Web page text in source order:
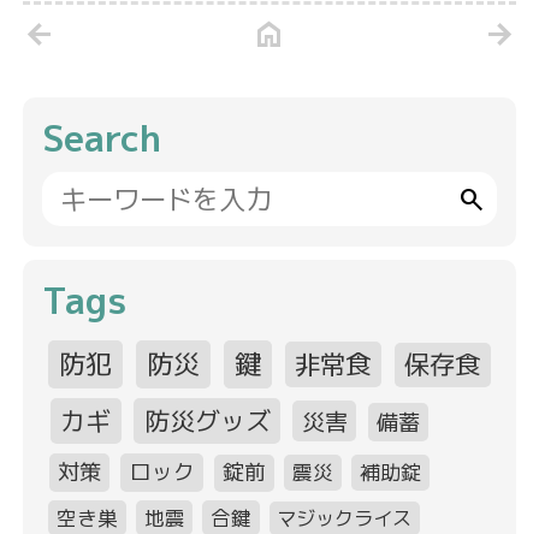
arrow_back home arrow_forward
Search
search
Tags
防犯 防災 鍵 非常食
保存食
カギ
防災グッズ 災害
備蓄
対策
ロック 錠前 震災
補助錠
空き巣
地震 合鍵
マジックライス